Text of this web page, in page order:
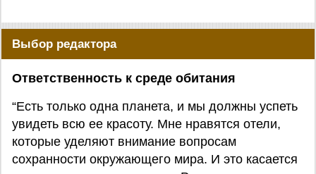
Выбор редактора
Ответственность к среде обитания
“Есть только одна планета, и мы должны успеть
увидеть всю ее красоту. Мне нравятся отели,
которые уделяют внимание вопросам
сохранности окружающего мира. И это касается